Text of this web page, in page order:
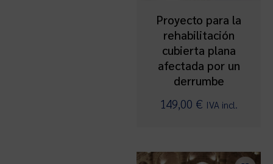
Proyecto para la
rehabilitación
cubierta plana
afectada por un
derrumbe
149,00 € IVA incl.